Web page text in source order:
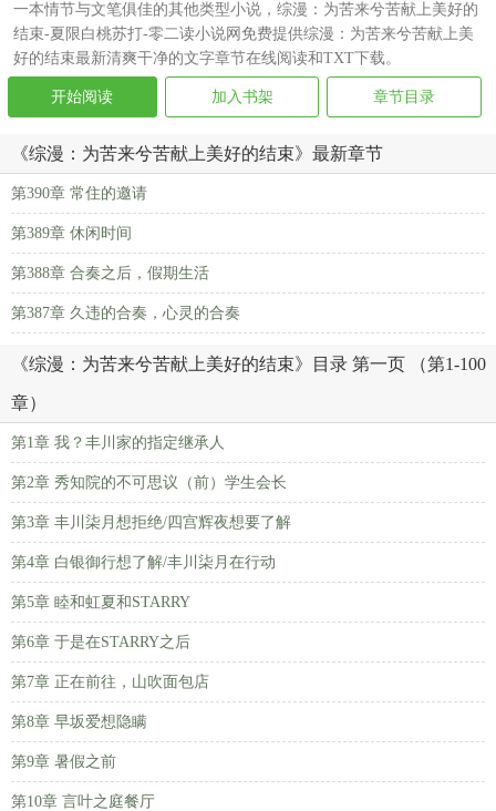
一本情节与文笔俱佳的其他类型小说，综漫：为苦来兮苦献上美好的
结束-夏限白桃苏打-零二读小说网免费提供综漫：为苦来兮苦献上美
好的结束最新清爽干净的文字章节在线阅读和TXT下载。
开始阅读 加入书架 章节目录
《综漫：为苦来兮苦献上美好的结束》最新章节
第390章 常住的邀请
第389章 休闲时间
第388章 合奏之后，假期生活
第387章 久违的合奏，心灵的合奏
《综漫：为苦来兮苦献上美好的结束》目录 第一页 （第1-100
章）
第1章 我？丰川家的指定继承人
第2章 秀知院的不可思议（前）学生会长
第3章 丰川柒月想拒绝/四宫辉夜想要了解
第4章 白银御行想了解/丰川柒月在行动
第5章 睦和虹夏和STARRY
第6章 于是在STARRY之后
第7章 正在前往，山吹面包店
第8章 早坂爱想隐瞒
第9章 暑假之前
第10章 言叶之庭餐厅